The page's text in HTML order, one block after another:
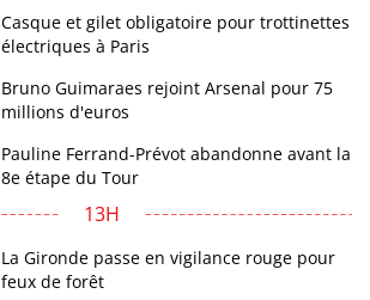
Casque et gilet obligatoire pour trottinettes
électriques à Paris
Bruno Guimaraes rejoint Arsenal pour 75
millions d'euros
Pauline Ferrand-Prévot abandonne avant la
8e étape du Tour
13H
La Gironde passe en vigilance rouge pour
feux de forêt